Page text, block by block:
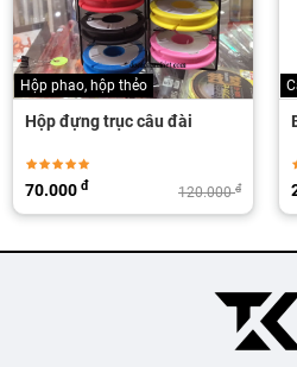
Hộp phao, hộp thẻo
Hộp đựng trục câu đài
120.000đ
70.000 đ